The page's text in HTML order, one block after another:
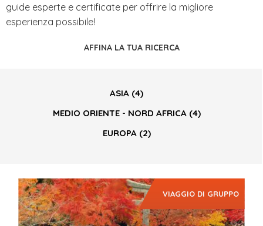
guide esperte e certificate per offrire la migliore
esperienza possibile!
AFFINA LA TUA RICERCA
ASIA (4)
MEDIO ORIENTE - NORD AFRICA (4)
EUROPA (2)
VIAGGIO DI GRUPPO